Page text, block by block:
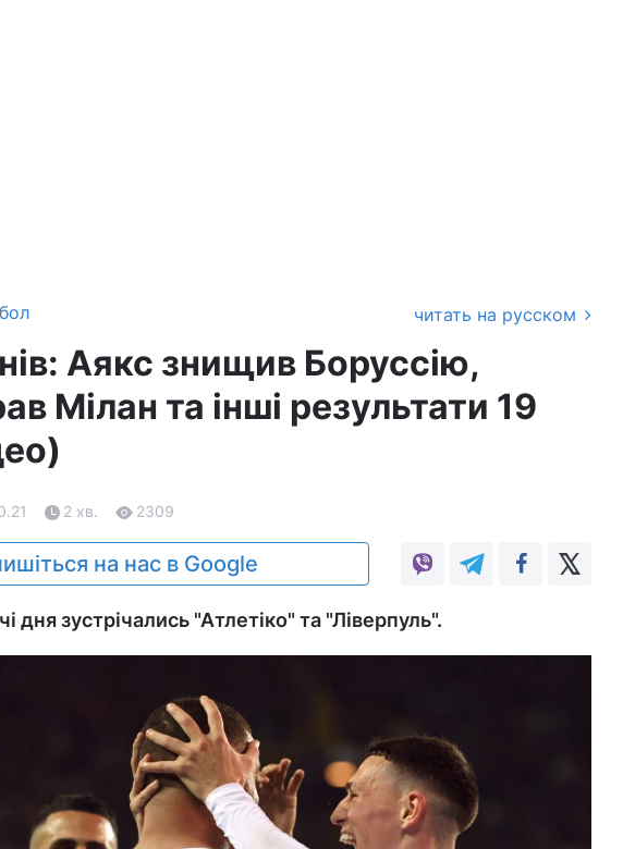
читать на русском
Аякс знищив Боруссію,
Мілан та інші результати 19
2 хв. 2309
на нас в Google
дня зустрічались "Атлетіко" та "Ліверпуль".